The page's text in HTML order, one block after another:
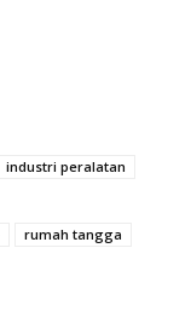
industri peralatan
rumah tangga